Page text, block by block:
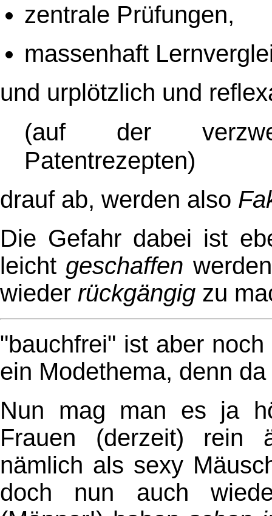
zentrale Prüfungen,
massenhaft
und urplötzlich und
(auf der
Patentrezepten)
drauf ab, werden also
Die Gefahr dabei ist
leicht geschaffen
wieder rückgängig zu
"bauchfrei" ist aber
ein Modethema, denn
Nun mag man es ja
Frauen (derzeit) rein
nämlich als sexy
doch nun auch